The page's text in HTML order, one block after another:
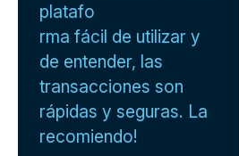
platafo
rma fácil de utilizar y
de entender, las
transacciones son
rápidas y seguras. La
recomiendo!